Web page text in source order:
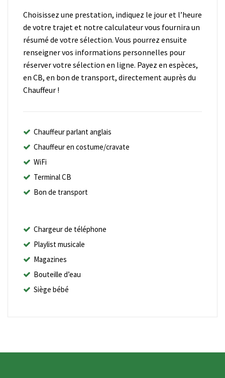
Choisissez une prestation, indiquez le jour et l’heure
de votre trajet et notre calculateur vous fournira un
résumé de votre sélection. Vous pourrez ensuite
renseigner vos informations personnelles pour
réserver votre sélection en ligne. Payez en espèces,
en CB, en bon de transport, directement auprès du
Chauffeur !
Chauffeur parlant anglais
Chauffeur en costume/cravate
WiFi
Terminal CB
Bon de transport
Chargeur de téléphone
Playlist musicale
Magazines
Bouteille d’eau
Siège bébé